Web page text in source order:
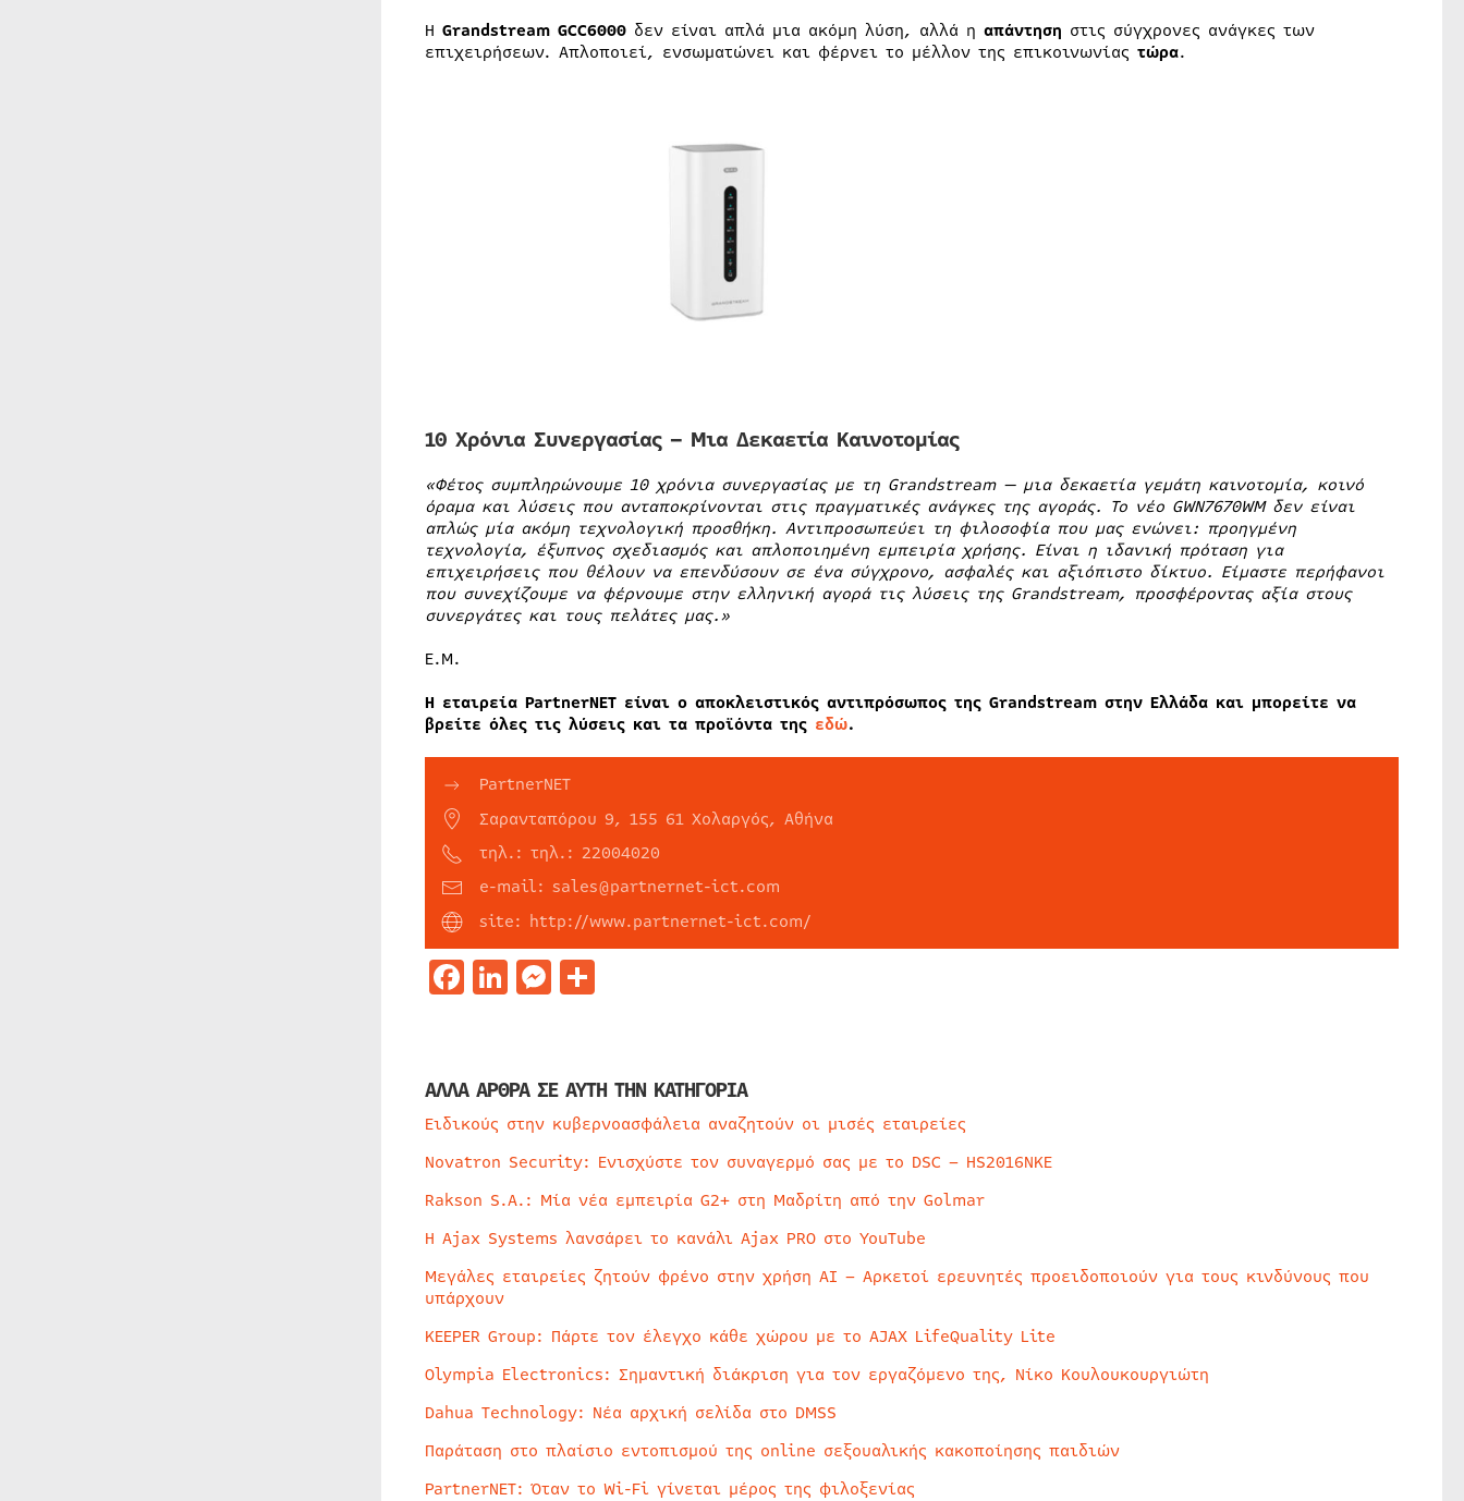
Η Grandstream GCC6000δεν είναι απλά μια ακόμη λύση, αλλά η απάντηση στις σύγχρονες ανάγκες των
επιχειρήσεων. Απλοποιεί, ενσωματώνει και φέρνει το μέλλον της επικοινωνίας τώρα.
10 Χρόνια Συνεργασίας – Μια Δεκαετία Καινοτομίας
«Φέτος συμπληρώνουμε 10 χρόνια συνεργασίας με τη Grandstream — μια δεκαετία γεμάτη καινοτομία, κοινό
όραμα και λύσεις που ανταποκρίνονται στις πραγματικές ανάγκες της αγοράς. Το νέο GWN7670WM δεν είναι
απλώς μία ακόμη τεχνολογική προσθήκη. Αντιπροσωπεύει τη φιλοσοφία που μας ενώνει: προηγμένη
τεχνολογία, έξυπνος σχεδιασμός και απλοποιημένη εμπειρία χρήσης. Είναι η ιδανική πρόταση για
επιχειρήσεις που θέλουν να επενδύσουν σε ένα σύγχρονο, ασφαλές και αξιόπιστο δίκτυο. Είμαστε περήφανοι
που συνεχίζουμε να φέρνουμε στην ελληνική αγορά τις λύσεις της Grandstream, προσφέροντας αξία στους
συνεργάτες και τους πελάτες μας.»
Ε.Μ.
Η εταιρεία PartnerNET είναι ο αποκλειστικός αντιπρόσωπος της Grandstream στην Ελλάδα και μπορείτε να
βρείτε όλες τις λύσεις και τα προϊόντα της εδώ.
PartnerNET
Σαρανταπόρου 9, 155 61 Χολαργός, Αθήνα
τηλ.: τηλ.: 22004020
e-mail: sales@partnernet-ict.com
site: http://www.partnernet-ict.com/
Facebook
LinkedIn
Messenger
Μοιραστείτε
ΑΛΛΑ ΑΡΘΡΑ ΣΕ ΑΥΤΗ ΤΗΝ ΚΑΤΗΓΟΡΙΑ
Ειδικούς στην κυβερνοασφάλεια αναζητούν οι μισές εταιρείες
Novatron Security: Ενισχύστε τον συναγερμό σας με το DSC – HS2016NKE
Rakson S.A.: Μία νέα εμπειρία G2+ στη Μαδρίτη από την Golmar
Η Ajax Systems λανσάρει το κανάλι Ajax PRO στο YouTube
Μεγάλες εταιρείες ζητούν φρένο στην χρήση AI – Αρκετοί ερευνητές προειδοποιούν για τους κινδύνους που
υπάρχουν
KEEPER Group: Πάρτε τον έλεγχο κάθε χώρου με το AJAX LifeQuality Lite
Olympia Electronics: Σημαντική διάκριση για τον εργαζόμενο της, Νίκο Κουλουκουργιώτη
Dahua Technology: Νέα αρχική σελίδα στο DMSS
Παράταση στο πλαίσιο εντοπισμού της online σεξουαλικής κακοποίησης παιδιών
PartnerNET: Όταν το Wi-Fi γίνεται μέρος της φιλοξενίας